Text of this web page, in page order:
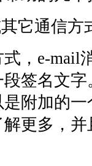
它通信方
，e-mail
签名文
附加的
更多，